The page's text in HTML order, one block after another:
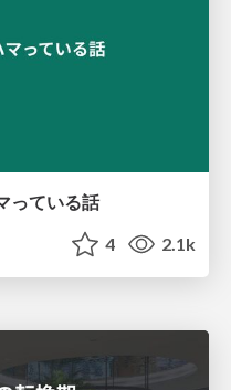
っている話
4 2.1k